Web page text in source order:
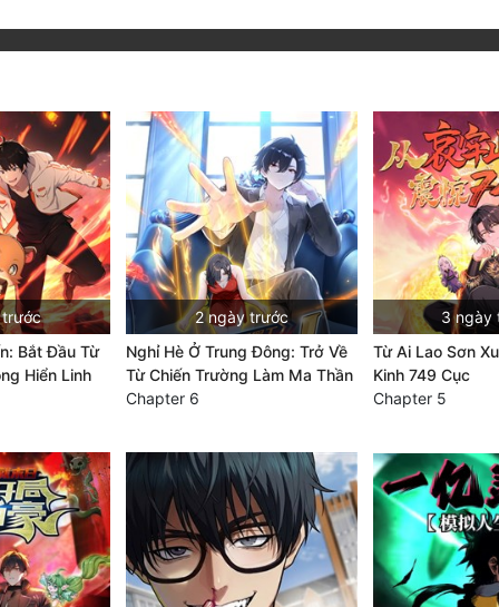
Bắt Đầu Từ
Hiển Linh
2 ngày trước
Nghỉ Hè Ở Trung Đông: Trở Về
Từ Chiến Trường Làm Ma Thần
Chapter 6
3 ngày
Từ Ai Lao Sơn
Kinh 749 Cục
Chapter 5